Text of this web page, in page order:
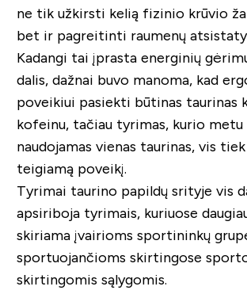
ne tik užkirsti kelią fizinio krūvio
bet ir pagreitinti raumenų
Kadangi tai įprasta energinių
dalis, dažnai buvo manoma, kad
poveikiui pasiekti būtinas taurinas
kofeinu, tačiau tyrimas, kurio metu
naudojamas vienas taurinas, vis
teigiamą poveikį.
Tyrimai taurino papildų srityje vis
apsiriboja tyrimais, kuriuose
skiriama įvairioms sportininkų
sportuojančioms skirtingose
skirtingomis sąlygomis.